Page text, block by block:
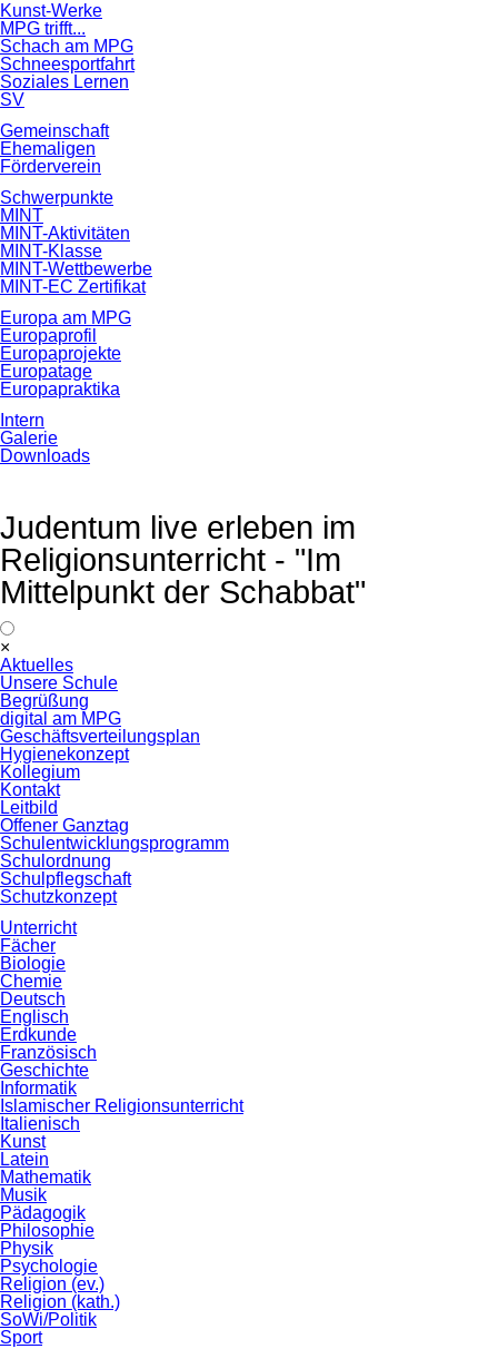
Kunst-Werke
MPG trifft...
Schach am MPG
Schneesportfahrt
Soziales Lernen
SV
Gemeinschaft
Ehemaligen
Förderverein
Schwerpunkte
MINT
MINT-Aktivitäten
MINT-Klasse
MINT-Wettbewerbe
MINT-EC Zertifikat
Europa am MPG
Europaprofil
Europaprojekte
Europatage
Europapraktika
Intern
Galerie
Downloads
Judentum live erleben im
Religionsunterricht - "Im
Mittelpunkt der Schabbat"
×
überspringen
Aktuelles
Unsere Schule
Begrüßung
digital am MPG
Geschäftsverteilungsplan
Hygienekonzept
Kollegium
Kontakt
Leitbild
Offener Ganztag
Schulentwicklungsprogramm
Schulordnung
Schulpflegschaft
Schutzkonzept
Unterricht
Fächer
Biologie
Chemie
Deutsch
Englisch
Erdkunde
Französisch
Geschichte
Informatik
Islamischer Religionsunterricht
Italienisch
Kunst
Latein
Mathematik
Musik
Pädagogik
Philosophie
Physik
Psychologie
Religion (ev.)
Religion (kath.)
SoWi/Politik
Sport